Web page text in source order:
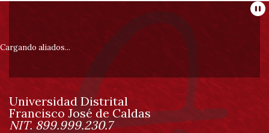
Información
pie
de
página
Cargando aliados...
Información
Universidad Distrital
Francisco José de Caldas
NIT. 899.999.230.7